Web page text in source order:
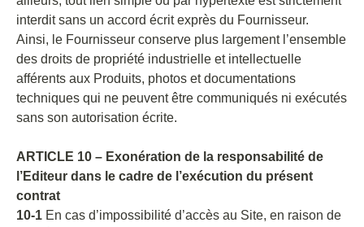
interdit sans un accord écrit exprès du Fournisseur.
Ainsi, le Fournisseur conserve plus largement l’ensemble
des droits de propriété industrielle et intellectuelle
afférents aux Produits, photos et documentations
techniques qui ne peuvent être communiqués ni exécutés
sans son autorisation écrite.
ARTICLE 10 – Exonération de la responsabilité de
l’Editeur dans le cadre de l’exécution du présent
contrat
10-1 En cas d’impossibilité d’accès au Site, en raison de